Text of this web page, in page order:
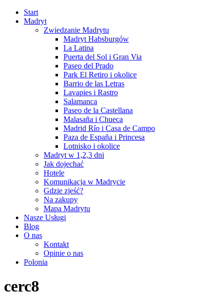
Start
Madryt
Zwiedzanie Madrytu
Madryt Habsburgów
La Latina
Puerta del Sol i Gran Via
Paseo del Prado
Park El Retiro i okolice
Barrio de las Letras
Lavapies i Rastro
Salamanca
Paseo de la Castellana
Malasaña i Chueca
Madrid Río i Casa de Campo
Paza de España i Princesa
Lotnisko i okolice
Madryt w 1,2,3 dni
Jak dojechać
Hotele
Komunikacja w Madrycie
Gdzie zjeść?
Na zakupy
Mapa Madrytu
Nasze Usługi
Blog
O nas
Kontakt
Opinie o nas
Polonia
cerc8